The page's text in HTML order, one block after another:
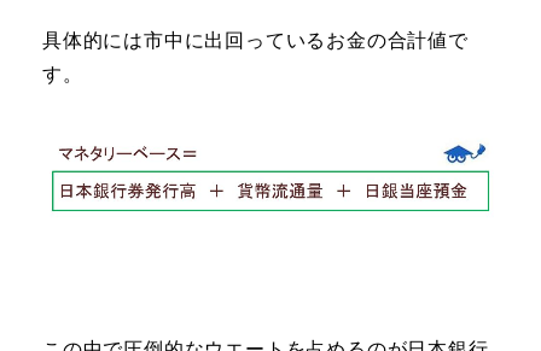
具体的には市中に出回っているお金の合計値で
す。